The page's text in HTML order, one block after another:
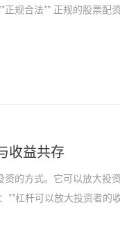
规合法** 正规的股票配
收益共存
的方式。它可以放大投
**杠杆可以放大投资者的